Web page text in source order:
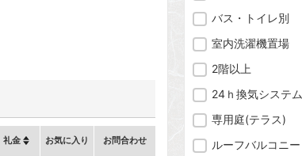
礼金 お気に入り お問合わせ
バス・トイレ別
室内洗濯機置場
2階以上
24ｈ換気システム
専用庭(テラス)
ルーフバルコニー